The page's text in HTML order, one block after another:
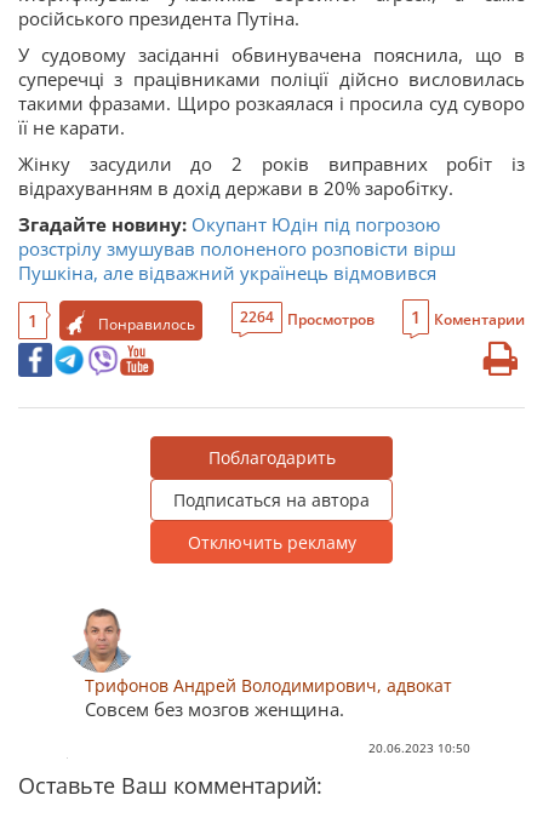
російського президента Путіна.
У судовому засіданні обвинувачена пояснила, що в
суперечці з працівниками поліції дійсно висловилась
такими фразами. Щиро розкаялася і просила суд суворо
її не карати.
Жінку засудили до 2 років виправних робіт із
відрахуванням в дохід держави в 20% заробітку.
Згадайте новину: Окупант Юдін під погрозою
розстрілу змушував полоненого розповісти вірш
Пушкіна, але відважний українець відмовився
1 Понравилось 2264 Просмотров 1 Коментарии
Поблагодарить
Подписаться на автора
Отключить рекламу
Трифонов Андрей Володимирович, адвокат
Совсем без мозгов женщина.
20.06.2023 10:50
Оставьте Ваш комментарий: